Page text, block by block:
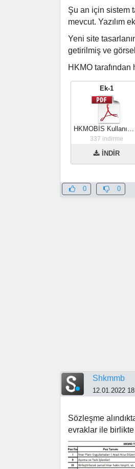
Şu an için sistem
mevcut. Yazılım
Yeni site
getirilmiş ve
HKMO
Ek-1
337 indirme
İNDİR
0 0
Shkmmb
12.01.2022
Sözleşme
evraklar ile